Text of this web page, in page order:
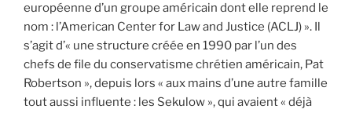
européenne d’un groupe américain dont elle reprend le
nom : l’American Center for Law and Justice (ACLJ) ». Il
s’agit d’« une structure créée en 1990 par l’un des
chefs de file du conservatisme chrétien américain, Pat
Robertson », depuis lors « aux mains d’une autre famille
tout aussi influente : les Sekulow », qui avaient « déjà